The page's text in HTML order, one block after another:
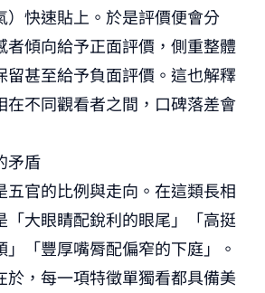
）快速貼上。於是評價便會分
者傾向給予正面評價，側重整體
留甚至給予負面評價。這也解釋
在不同觀看者之間，口碑落差會
矛盾
五官的比例與走向。在這類長相
「大眼睛配銳利的眼尾」「高挺
「豐厚嘴脣配偏窄的下庭」。
於，每一項特徵單獨看都具備美